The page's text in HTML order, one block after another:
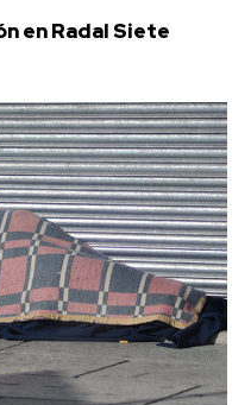
en Radal Siete